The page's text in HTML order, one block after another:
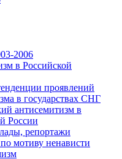
2006
в Российской
проявлений
в государствах СНГ
антисемитизм в
России
репортажи
мотиву ненависти